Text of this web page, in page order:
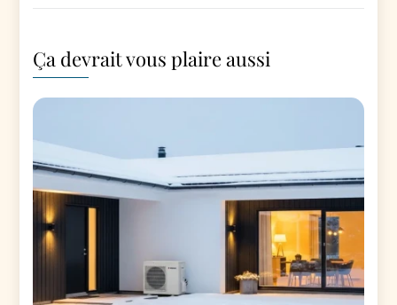
Ça devrait vous plaire aussi